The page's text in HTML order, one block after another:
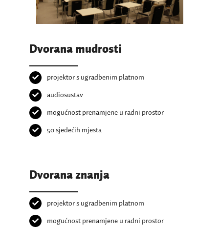
Dvorana mudrosti
projektor s ugradbenim platnom
audiosustav
mogućnost prenamjene u radni prostor
50 sjedećih mjesta
Dvorana znanja
projektor s ugradbenim platnom
mogućnost prenamjene u radni prostor